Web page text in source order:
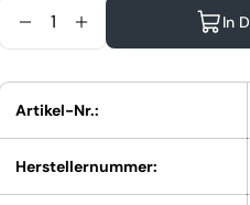
Menge Für
Menge Für
In
Artikel-Nr.:
Herstellernummer: